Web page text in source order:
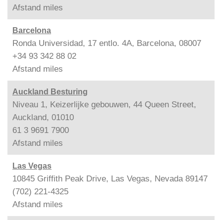
Afstand miles
Barcelona
Ronda Universidad, 17 entlo. 4A, Barcelona, 08007
+34 93 342 88 02
Afstand miles
Auckland Besturing
Niveau 1, Keizerlijke gebouwen, 44 Queen Street,
Auckland, 01010
61 3 9691 7900
Afstand miles
Las Vegas
10845 Griffith Peak Drive, Las Vegas, Nevada 89147
(702) 221-4325
Afstand miles